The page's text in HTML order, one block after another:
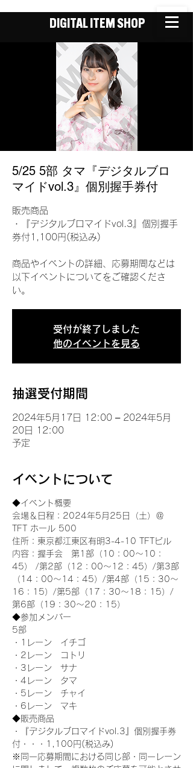
DIGITAL ITEM SHOP
5/25 5部 タマ『デジタルブロ
マイドvol.3』個別握手券付
販売商品
・『デジタルブロマイドvol.3』個別握手
券付1,100円(税込み)
商品やイベントの詳細、応募期間などは
以下イベントについてをご確認くださ
い。
受付が終了しました
他のイベントを見る
抽選受付期間
2024年5月17日 12:00 – 2024年5月
20日 12:00
予定
イベントについて
◆イベント概要
会場＆日程：2024年5月25日（土）＠
TFT ホール 500
住所：東京都江東区有明3-4-10 TFTビル
内容：握手会　第1部（10：00～10：
45） /第2部（12：00～12：45）/第3部
（14：00～14：45）/第4部（15：30～
16：15）/第5部（17：30～18：15）/
第6部（19：30～20：15）
◆参加メンバー
5部
・1レーン　イチゴ
・2レーン　コトリ
・3レーン　サナ
・4レーン　タマ
・5レーン　チャイ
・6レーン　マキ
◆販売商品
・『デジタルブロマイドvol.3』個別握手券
付・・・1,100円(税込み)
※同一応募期間における同じ部・同一レーン